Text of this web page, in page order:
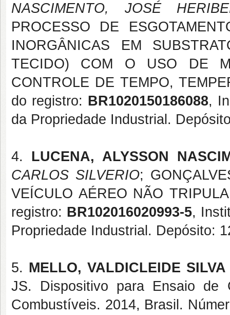
NASCIMENTO, JOSÉ
PROCESSO DE
INORGÂNICAS EM
TECIDO) COM O USO DE
CONTROLE DE TEMPO,
do registro: BR1020150186088,
da Propriedade Industrial.
4. LUCENA, ALYSSON
CARLOS SILVERIO;
VEÍCULO AÉREO NÃO
registro: BR102016020993-5,
Propriedade Industrial. Depósito:
5. MELLO, VALDICLEIDE SILVA
JS. Dispositivo para Ensaio de
Combustíveis. 2014, Brasil.